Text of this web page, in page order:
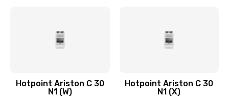
Hotpoint Ariston C 30
N1 (W)
Hotpoint Ariston C 30
N1 (X)